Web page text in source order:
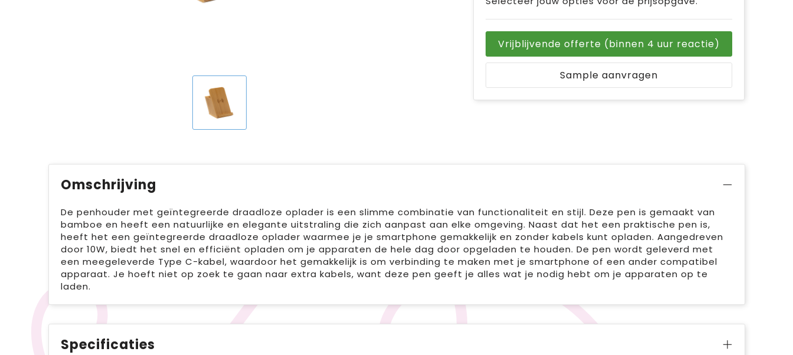
Vrijblijvende offerte (binnen 4 uur reactie)
Sample aanvragen
Omschrijving
De penhouder met geïntegreerde draadloze oplader is een slimme combinatie van functionaliteit en stijl. Deze pen is gemaakt van
bamboe en heeft een natuurlijke en elegante uitstraling die zich aanpast aan elke omgeving. Naast dat het een praktische pen is,
heeft het een geïntegreerde draadloze oplader waarmee je je smartphone gemakkelijk en zonder kabels kunt opladen. Aangedreven
door 10W, biedt het snel en efficiënt opladen om je apparaten de hele dag door opgeladen te houden. De pen wordt geleverd met
een meegeleverde Type C-kabel, waardoor het gemakkelijk is om verbinding te maken met je smartphone of een ander compatibel
apparaat. Je hoeft niet op zoek te gaan naar extra kabels, want deze pen geeft je alles wat je nodig hebt om je apparaten op te
laden.
Specificaties